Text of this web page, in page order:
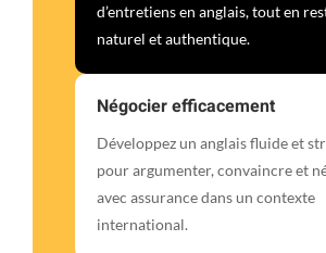
d’entretiens en anglais, tout en
naturel et authentique.
Négocier efficacement
Développez un anglais fluide et
pour argumenter, convaincre et
avec assurance dans un contexte
international.